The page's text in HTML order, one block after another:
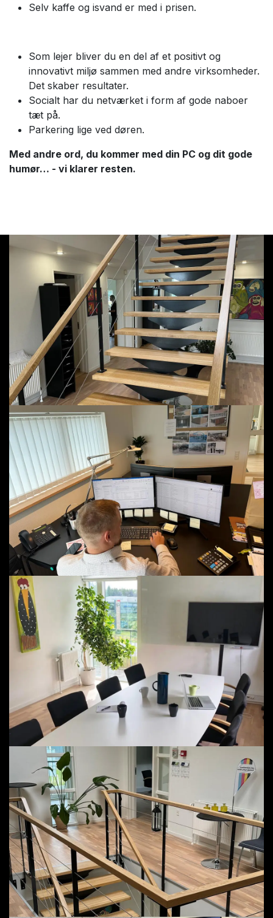
Selv kaffe og isvand er med i prisen.
Som lejer bliver du en del af et positivt og
innovativt miljø sammen med andre virksomheder.
Det skaber resultater.
Socialt har du netværket i form af gode naboer
tæt på.
Parkering lige ved døren.
Med andre ord, du kommer med din PC og dit gode
humør… - vi klarer resten.